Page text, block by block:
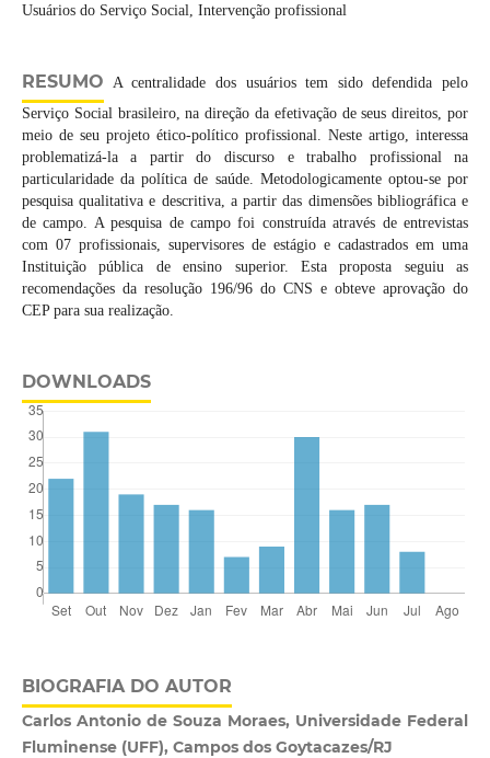
Usuários do Serviço Social, Intervenção profissional
RESUMO A centralidade dos usuários tem sido defendida pelo
Serviço Social brasileiro, na direção da efetivação de seus direitos, por
meio de seu projeto ético-político profissional. Neste artigo, interessa
problematizá-la a partir do discurso e trabalho profissional na
particularidade da política de saúde. Metodologicamente optou-se por
pesquisa qualitativa e descritiva, a partir das dimensões bibliográfica e
de campo. A pesquisa de campo foi construída através de entrevistas
com 07 profissionais, supervisores de estágio e cadastrados em uma
Instituição pública de ensino superior. Esta proposta seguiu as
recomendações da resolução 196/96 do CNS e obteve aprovação do
CEP para sua realização.
DOWNLOADS
BIOGRAFIA DO AUTOR
Carlos Antonio de Souza Moraes, Universidade Federal
Fluminense (UFF), Campos dos Goytacazes/RJ